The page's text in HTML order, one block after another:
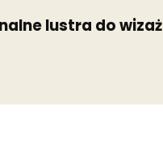
lustra do